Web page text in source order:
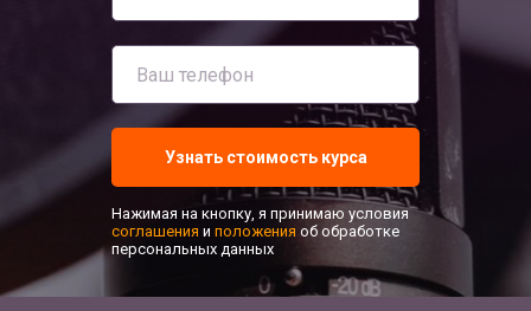
Узнать стоимость курса
Нажимая на кнопку, я принимаю условия
соглашения и положения об обработке
персональных данных